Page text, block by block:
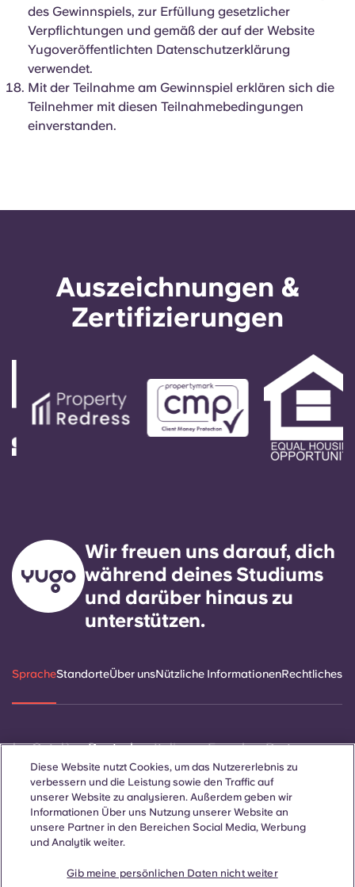
des Gewinnspiels, zur Erfüllung gesetzlicher
Verpflichtungen und gemäß der auf der Website
Yugoveröffentlichten Datenschutzerklärung
verwendet.
Mit der Teilnahme am Gewinnspiel erklären sich die
Teilnehmer mit diesen Teilnahmebedingungen
einverstanden.
Auszeichnungen &
Zertifizierungen
Wir freuen uns darauf, dich
während deines Studiums
und darüber hinaus zu
unterstützen.
SpracheStandorteÜber unsNützliche InformationenRechtliches
Català Deutsch Italian French Portuguese
Diese Website nutzt Cookies, um das Nutzererlebnis zu
verbessern und die Leistung sowie den Traffic auf
unserer Website zu analysieren. Außerdem geben wir
Informationen Über uns Nutzung unserer Website an
unsere Partner in den Bereichen Social Media, Werbung
und Analytik weiter.
Gib meine persönlichen Daten nicht weiter